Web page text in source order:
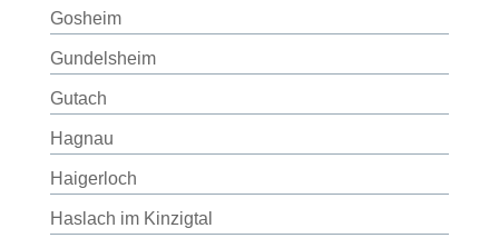
Gosheim
Gundelsheim
Gutach
Hagnau
Haigerloch
Haslach im Kinzigtal